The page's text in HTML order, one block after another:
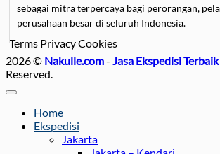
sebagai mitra terpercaya bagi perorangan,
perusahaan besar di seluruh Indonesia.
Kami mengkhususkan diri dalam
dari paket kecil hingga kargo besar, dengan
laut, dan udara untuk memastikan barang
motor
car carrier dan towing yang modern serta tim
berpengalaman menangani kendaraan dengan
TermsPrivacyCookies
2026 © Nakulle.com- Jasa Ekspedisi Terbaik
Reserved.
Home
Ekspedisi
Jakarta